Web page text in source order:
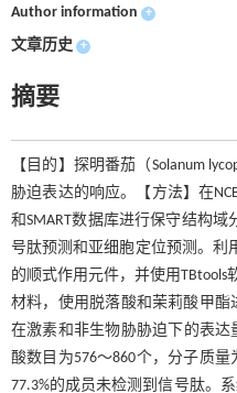
Author information +
文章历史 +
摘要
【目的】探明番茄（Solanum
胁迫表达的响应。【方法】在
和SMART数据库进行保守结构域
号肽预测和亚细胞定位预测。利
的顺式作用元件，并使用TBtools
材料，使用脱落酸和茉莉酸甲酯
在激素和非生物胁胁迫下的表达
酸数目为576～860个，分子质量
77.3%的成员未检测到信号肽。